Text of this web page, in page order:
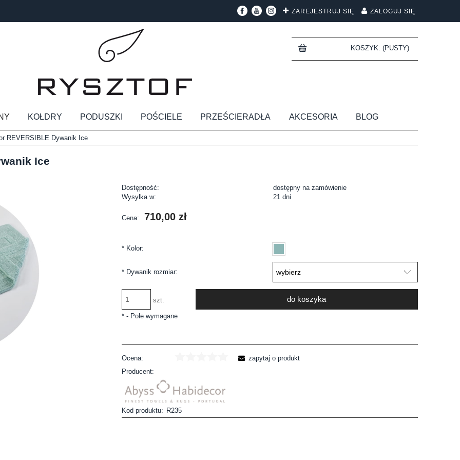
ZAREJESTRUJ SIĘ ZALOGUJ SIĘ
KOSZYK: (PUSTY)
KOŁDRY PODUSZKI POŚCIELE PRZEŚCIERADŁA AKCESORIA BLOG
REVERSIBLE Dywanik Ice
Ice
Dostępność:
dostępny na zamówienie
Wysyłka w:
21 dni
Cena: 710,00 zł
*Kolor:
*Dywanik rozmiar:
szt. do koszyka
*- Pole wymagane
Ocena:
Producent:
Kod produktu: R235
zapytaj o produkt